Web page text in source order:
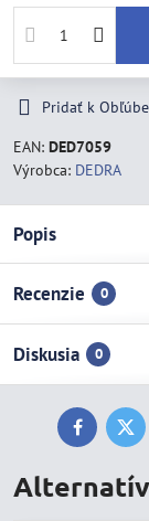
Pridať k
EAN: DED7059
Výrobca: DEDRA
Popis
Recenzie 0
Diskusia 0
Facebook